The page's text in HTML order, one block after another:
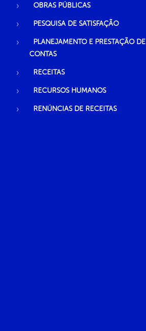
OBRAS PÚBLICAS
PESQUISA DE SATISFAÇÃO
PLANEJAMENTO E PRESTAÇÃO DE
CONTAS
RECEITAS
RECURSOS HUMANOS
RENÚNCIAS DE RECEITAS